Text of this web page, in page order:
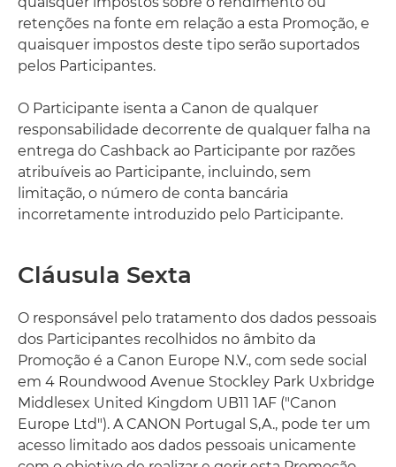
retenções na fonte em relação a esta Promoção, e
quaisquer impostos deste tipo serão suportados
pelos Participantes.
O Participante isenta a Canon de qualquer
responsabilidade decorrente de qualquer falha na
entrega do Cashback ao Participante por razões
atribuíveis ao Participante, incluindo, sem
limitação, o número de conta bancária
incorretamente introduzido pelo Participante.
Cláusula Sexta
O responsável pelo tratamento dos dados pessoais
dos Participantes recolhidos no âmbito da
Promoção é a Canon Europe N.V., com sede social
em 4 Roundwood Avenue Stockley Park Uxbridge
Middlesex United Kingdom UB11 1AF ("Canon
Europe Ltd"). A CANON Portugal S,A., pode ter um
acesso limitado aos dados pessoais unicamente